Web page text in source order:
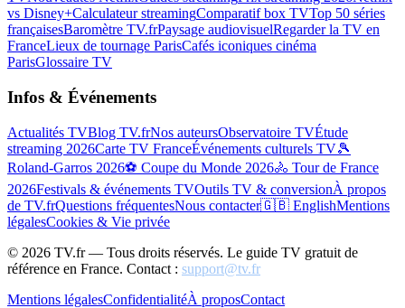
vs Disney+Calculateur streamingComparatif box TVTop 50 séries
françaisesBaromètre TV.frPaysage audiovisuelRegarder la TV en
FranceLieux de tournage ParisCafés iconiques cinéma
ParisGlossaire TV
Infos & Événements
Actualités TVBlog TV.frNos auteursObservatoire TVÉtude
streaming 2026Carte TV FranceÉvénements culturels TV🎾
Roland-Garros 2026⚽ Coupe du Monde 2026🚴 Tour de France
2026Festivals & événements TVOutils TV & conversionÀ propos
de TV.frQuestions fréquentesNous contacter🇬🇧 EnglishMentions
légalesCookies & Vie privée
© 2026 TV.fr — Tous droits réservés. Le guide TV gratuit de
référence en France. Contact : support@tv.fr
Mentions légalesConfidentialitéÀ proposContact